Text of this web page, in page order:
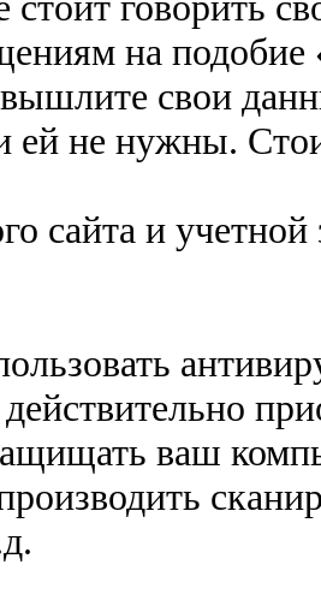
на подобие
свои
ей не нужны.
сайта и
ваш